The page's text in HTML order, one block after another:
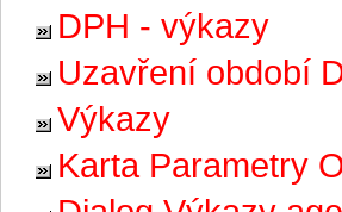
DPH - výkazy
Uzavření období
Výkazy
Karta Parametry